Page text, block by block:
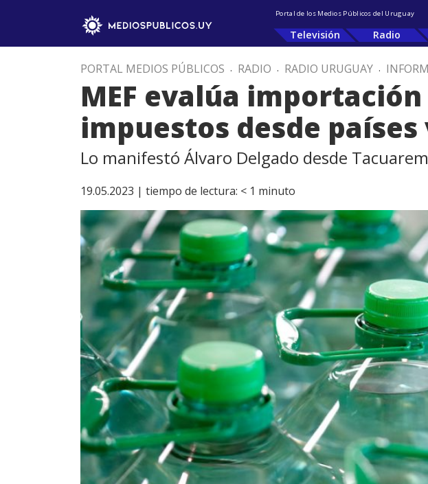
Portal de los Medios Públicos del Uruguay
Televisión Radio
PORTAL MEDIOS PÚBLICOS . RADIO . RADIO URUGUAY .
MEF evalúa
impuestos desde países
Lo manifestó Álvaro Delgado desde
19.05.2023 | tiempo de lectura: < 1 minuto